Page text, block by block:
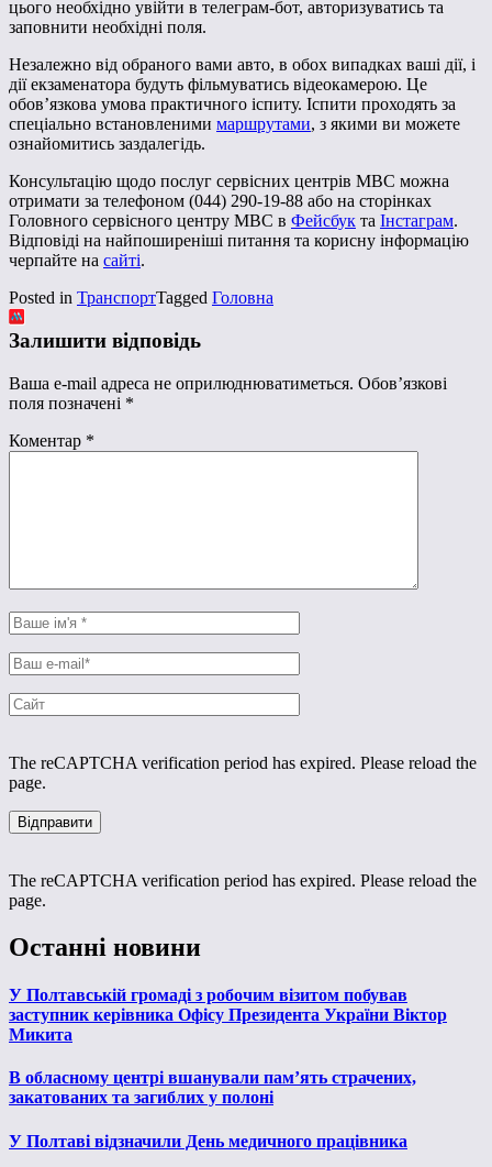
цього необхідно увійти в телеграм-бот, авторизуватись та
заповнити необхідні поля.
Незалежно від обраного вами авто, в обох випадках ваші дії, і
дії екзаменатора будуть фільмуватись відеокамерою. Це
обов’язкова умова практичного іспиту. Іспити проходять за
спеціально встановленими маршрутами, з якими ви можете
ознайомитись заздалегідь.
Консультацію щодо послуг сервісних центрів МВС можна
отримати за телефоном (044) 290-19-88 або на сторінках
Головного сервісного центру МВС в Фейсбук та Інстаграм.
Відповіді на найпоширеніші питання та корисну інформацію
черпайте на сайті.
Posted in ТранспортTagged Головна
Залишити відповідь
Ваша e-mail адреса не оприлюднюватиметься. Обов’язкові
поля позначені *
Коментар *
The reCAPTCHA verification period has expired. Please reload the
page.
The reCAPTCHA verification period has expired. Please reload the
page.
Останні новини
У Полтавській громаді з робочим візитом побував
заступник керівника Офісу Президента України Віктор
Микита
В обласному центрі вшанували пам’ять страчених,
закатованих та загиблих у полоні
У Полтаві відзначили День медичного працівника